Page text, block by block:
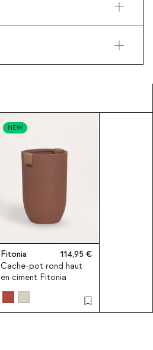
NEW
Fitonia
114,95
Cache-pot rond haut
en ciment Fitonia